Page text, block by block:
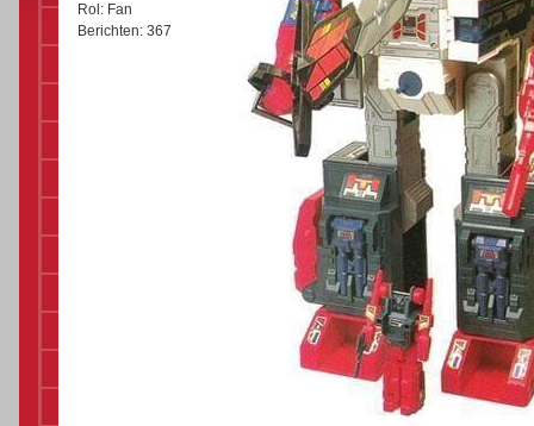
Rol: Fan
Berichten: 367